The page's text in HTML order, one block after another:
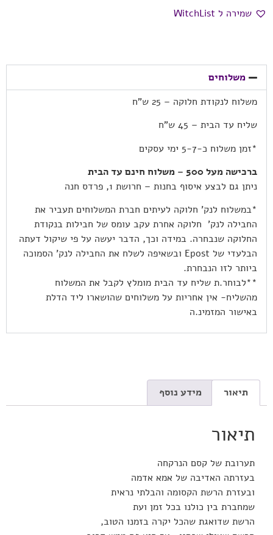
שמירה ל WitchList
משלוחים
משלוח לנקודת חלוקה – 25 ש”ח
שליח עד הבית – 45 ש”ח
*זמן משלוח כ-5-7 ימי עסקים
ברכישה מעל 500 – משלוח חינם עד הבית
ניתן גם לבצע איסוף בחנות – חרושת 1, פרדס חנה
*במשלוח לנק’ חלוקה לעיתים חברת המשלוחים תעביר את
החבילה לנק’ חלוקה אחרת עקב עומס של חבילות בנקודת
החלוקה שנבחרה. במידה וכך, הדבר יעשה על פי שיקול דעתה
הבלעדי של Epost ובשאיפה לשלח את החבילה לנק’ הסמוכה
ביותר לזו הנבחרת.
**לבוחר.ת שליח עד הבית מומלץ לקבל את המשלוח
מהשליח- אין אחריות על משלוחים שהושארו ליד הדלת
באישור המזמינ.ה
תיאור מידע נוסף
תיאור
תערובת של קסם הנרקחה
בעזרתה האדיבה של אמא אדמה
ובעזרת הרשת הקסומה והבלתי נראית
שמחברת בין כולנו בכל זמן ועת
הרשת שדואגת שהכל יקרה בזמנו הטוב,